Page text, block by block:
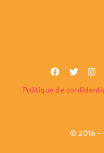
Politique de
© 2016 –